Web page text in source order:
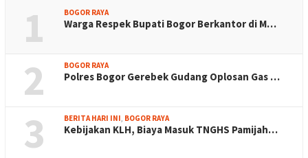
1 BOGOR RAYA
Warga Respek Bupati Bogor Berkantor di M…
2 BOGOR RAYA
Polres Bogor Gerebek Gudang Oplosan Gas …
3 BERITA HARI INI BOGOR RAYA
Kebijakan KLH, Biaya Masuk TNGHS Pamijah…